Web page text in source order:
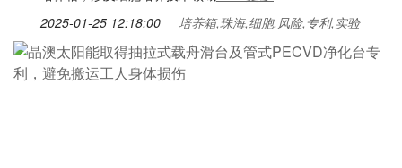
2025-01-25 12:18:00 培养箱,珠海,细胞,风险,专利,实验